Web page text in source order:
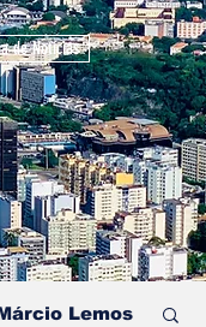
Lemos
de Notícias